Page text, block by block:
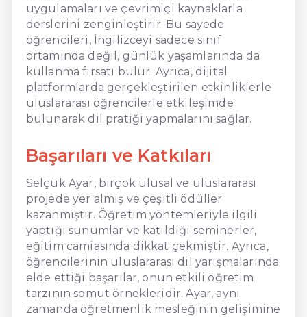
uygulamaları ve çevrimiçi kaynaklarla
derslerini zenginleştirir. Bu sayede
öğrencileri, İngilizceyi sadece sınıf
ortamında değil, günlük yaşamlarında da
kullanma fırsatı bulur. Ayrıca, dijital
platformlarda gerçekleştirilen etkinliklerle
uluslararası öğrencilerle etkileşimde
bulunarak dil pratiği yapmalarını sağlar.
Başarıları ve Katkıları
Selçuk Ayar, birçok ulusal ve uluslararası
projede yer almış ve çeşitli ödüller
kazanmıştır. Öğretim yöntemleriyle ilgili
yaptığı sunumlar ve katıldığı seminerler,
eğitim camiasında dikkat çekmiştir. Ayrıca,
öğrencilerinin uluslararası dil yarışmalarında
elde ettiği başarılar, onun etkili öğretim
tarzının somut örnekleridir. Ayar, aynı
zamanda öğretmenlik mesleğinin gelişimine